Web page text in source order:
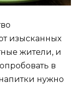
изысканных
жители, и
в
нужно